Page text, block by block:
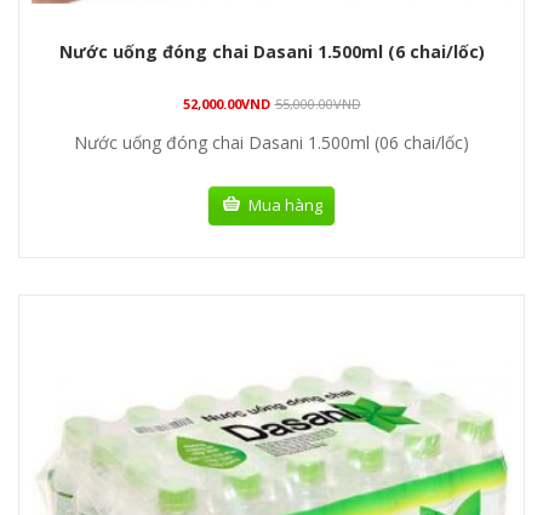
Nước uống đóng chai Dasani 1.500ml (6 chai/lốc)
52,000.00VND 55,000.00VND
Nước uống đóng chai Dasani 1.500ml (06 chai/lốc)
Mua hàng